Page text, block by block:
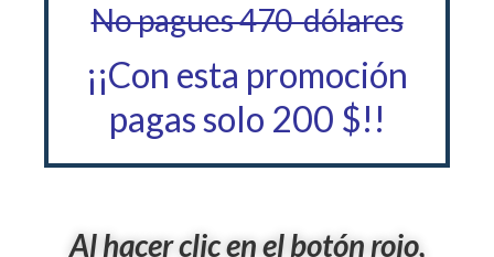
No pagues 470 dólares
¡¡Con esta promoción
pagas solo 200 $!!
Al hacer clic en el botón rojo,